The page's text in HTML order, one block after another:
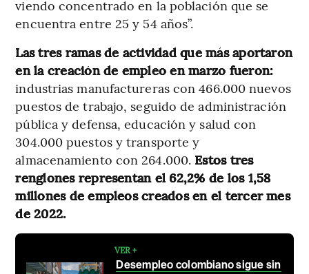
viendo concentrado en la población que se
encuentra entre 25 y 54 años”.
Las tres ramas de actividad que más aportaron
en la creación de empleo en marzo fueron:
industrias manufactureras con 466.000 nuevos
puestos de trabajo, seguido de administración
pública y defensa, educación y salud con
304.000 puestos y transporte y
almacenamiento con 264.000. Estos tres
renglones representan el 62,2% de los 1,58
millones de empleos creados en el tercer mes
de 2022.
VER +
Desempleo colombiano sigue sin